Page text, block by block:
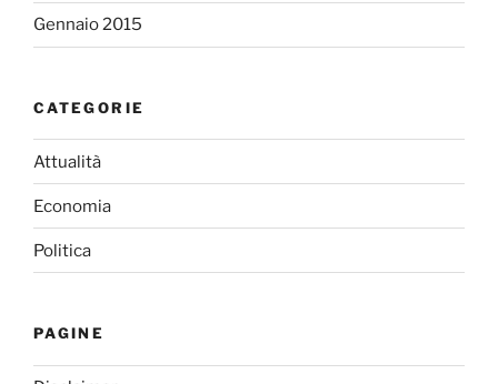
Gennaio 2015
CATEGORIE
Attualità
Economia
Politica
PAGINE